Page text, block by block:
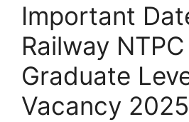
Important
Railway NTPC
Graduate
Vacancy 2025